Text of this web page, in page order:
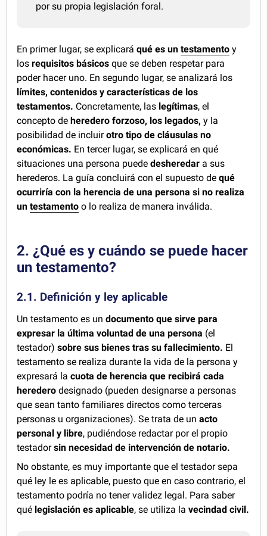
por su propia legislación foral.
En primer lugar, se explicaráqué es untestamento y
losrequisitos básicos que se deben respetar para
poder hacer uno. En segundo lugar, se analizará los
límites, contenidos y características de los
testamentos. Concretamente, las legítimas, el
concepto deheredero forzoso, los legados, y la
posibilidad de incluirotro tipo de cláusulas no
económicas. En tercer lugar, se explicará en qué
situaciones una persona puededesheredar a sus
herederos. La guía concluirá con el supuesto dequé
ocurriría con la herencia de una persona si no realiza
untestamento o lo realiza de manera inválida.
2. ¿Qué es y cuándo se puede hacer
un testamento?
2.1. Definición y ley aplicable
Un testamento es undocumento que sirve para
expresar la última voluntad de una persona (el
testador)sobre sus bienes tras su fallecimiento. El
testamento se realiza durante la vida de la persona y
expresará lacuota de herencia que recibirá cada
heredero designado (pueden designarse a personas
que sean tanto familiares directos como terceras
personas u organizaciones). Se trata de unacto
personal y libre, pudiéndose redactar por el propio
testadorsin necesidad de intervención de notario.
No obstante, es muy importante que el testador sepa
qué ley le es aplicable, puesto que en caso contrario, el
testamento podría no tener validez legal. Para saber
qué legislación es aplicable, se utiliza lavecindad civil.